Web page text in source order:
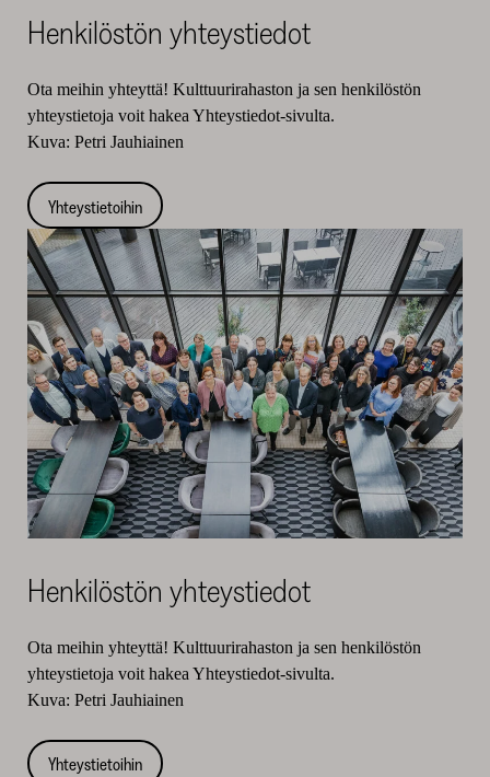
Henkilöstön yhteystiedot
Ota meihin yhteyttä! Kulttuurirahaston ja sen henkilöstön
yhteystietoja voit hakea Yhteystiedot-sivulta.
Kuva: Petri Jauhiainen
Yhteystietoihin
Henkilöstön yhteystiedot
Ota meihin yhteyttä! Kulttuurirahaston ja sen henkilöstön
yhteystietoja voit hakea Yhteystiedot-sivulta.
Kuva: Petri Jauhiainen
Yhteystietoihin